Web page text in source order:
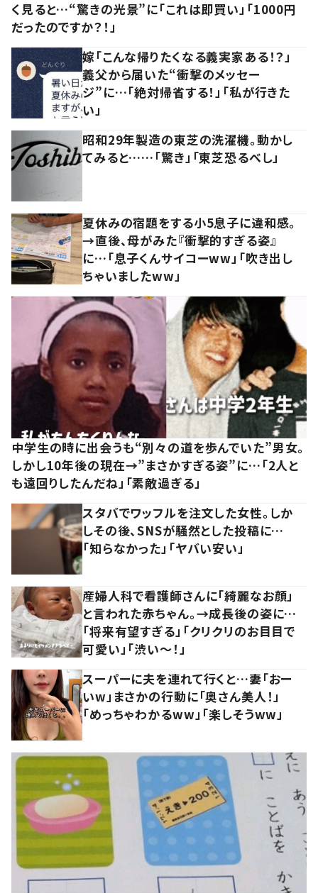
く見ると…“驚きの光景”に「これは即買い」「1000円
だったのですか？！」
嫁「こんな帰りたくなる義実家ある！？」
義父から届いた“衝撃のメッセー
ジ”に…「絶対帰省する！」「私が行きた
い」
昭和29年製造の東芝の洗濯機。動かし
てみると……「驚き」「東芝恐るべし」
夏休みの宿題をする小5息子に違和感。
→直後、母がみた『衝撃的すぎる姿』
に…「息子くんサイコーww」「吹き出し
ちゃいましたww」
中学生の時に出会うも“別々の道を歩んでいた”男女。
しかし10年後の現在→”まさかすぎる姿”に…「2人と
も遠回りしたんだね」「素敵過ぎる」
スタバでワッフルを注文した女性。しか
しその後、SNSが騒然とした投稿に…
「知らなかった」「ヤバい安い」
産婦人科で看護師さんに「綺麗なお顔」
と言われた赤ちゃん。→成長後の姿に…
「将来有望すぎる」「クリクリのお目目で
可愛い」「渋い～！」
スーパーに夫を連れて行くと…妻「おー
いw」まさかの行動に「奥さん美人！」
「めっちゃわかるww」「楽しそうww」